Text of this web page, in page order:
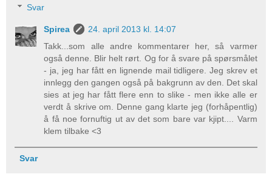
Svar
Spirea
24. april 2013 kl. 14:07
Takk...som alle andre kommentarer her, så varmer
også denne. Blir helt rørt. Og for å svare på spørsmålet
- ja, jeg har fått en lignende mail tidligere. Jeg skrev et
innlegg den gangen også på bakgrunn av den. Det skal
sies at jeg har fått flere enn to slike - men ikke alle er
verdt å skrive om. Denne gang klarte jeg (forhåpentlig)
å få noe fornuftig ut av det som bare var kjipt.... Varm
klem tilbake <3
Svar